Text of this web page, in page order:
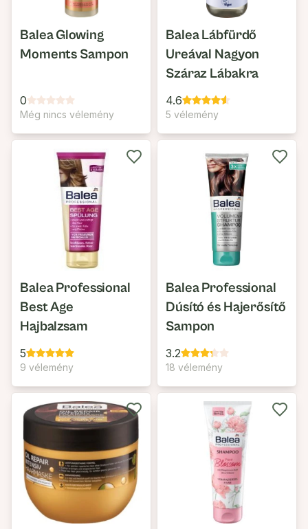
Balea Glowing
Moments Sampon
0
Még nincs vélemény
Balea Lábfürdő
Ureával Nagyon
Száraz Lábakra
4.6
5 vélemény
Balea Professional
Best Age
Hajbalzsam
5
9 vélemény
Balea Professional
Dúsító és Hajerősítő
Sampon
3.2
18 vélemény